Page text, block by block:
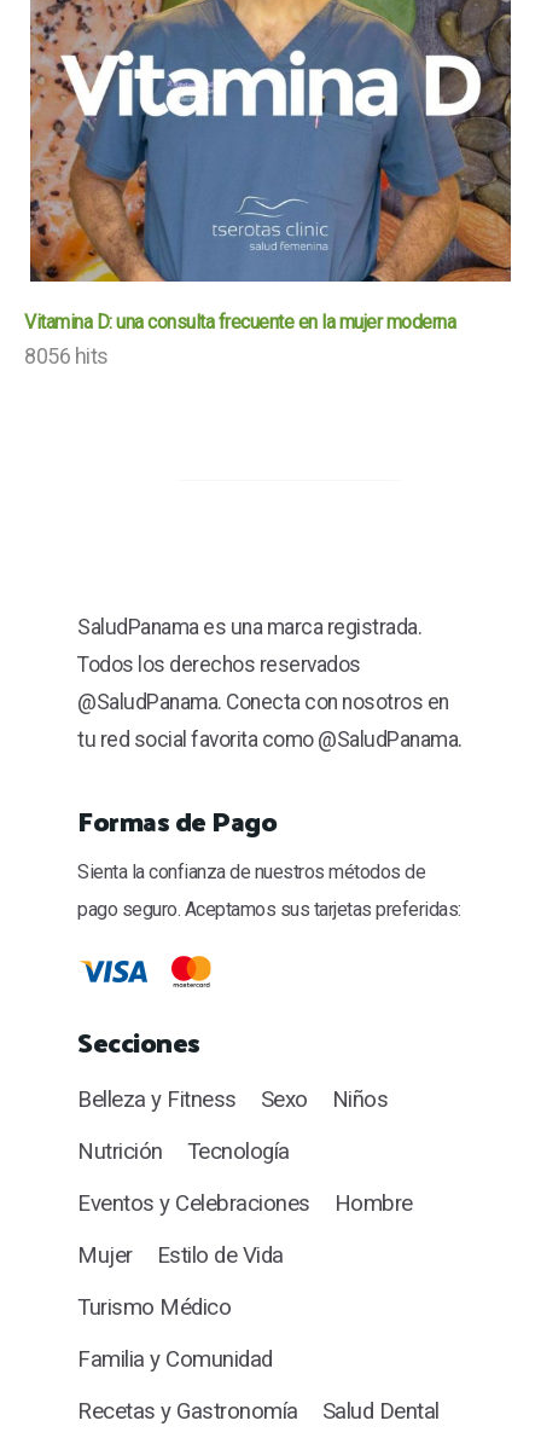
Vitamina D: una consulta frecuente en la mujer moderna
8056 hits
SaludPanama es una marca registrada.
Todos los derechos reservados
@SaludPanama. Conecta con nosotros en
tu red social favorita como @SaludPanama.
Formas de Pago
Sienta la confianza de nuestros métodos de
pago seguro. Aceptamos sus tarjetas preferidas:
Secciones
Belleza y Fitness Sexo
Niños
Nutrición
Tecnología
Eventos y Celebraciones
Hombre
Mujer
Estilo de Vida
Turismo Médico
Familia y Comunidad
Recetas y Gastronomía
Salud Dental